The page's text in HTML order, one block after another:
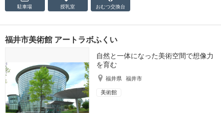
駐車場 授乳室 おむつ交換台
福井市美術館 アートラボふくい
自然と一体になった美術空間で想像力
を育む
福井県 福井市
美術館